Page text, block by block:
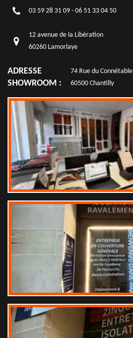
03 59 28 31 09 - 06 51 33 04 50
12 avenue de la Libération
60260 Lamorlaye
ADRESSE
SHOWROOM :
74 Rue du Connétable
60500 Chantilly